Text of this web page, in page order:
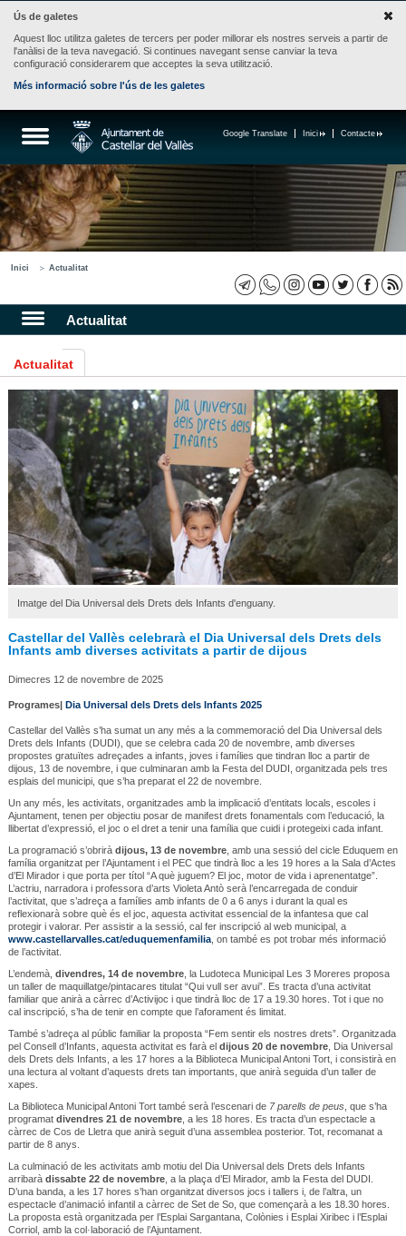
Ús de galetes
Aquest lloc utilitza galetes de tercers per poder millorar els nostres serveis a partir de
l'anàlisi de la teva navegació. Si continues navegant sense canviar la teva
configuració considerarem que acceptes la seva utilització.
Més informació sobre l'ús de les galetes
Contacte
Inici
Google Translate
Inici Actualitat
Actualitat
Actualitat
Imatge del Dia Universal dels Drets dels Infants d'enguany.
Castellar del Vallès celebrarà el Dia Universal dels Drets dels
Infants amb diverses activitats a partir de dijous
Dimecres 12 de novembre de 2025
Programes| Dia Universal dels Drets dels Infants 2025
Castellar del Vallès s’ha sumat un any més a la commemoració del Dia Universal dels
Drets dels Infants (DUDI), que se celebra cada 20 de novembre, amb diverses
propostes gratuïtes adreçades a infants, joves i famílies que tindran lloc a partir de
dijous, 13 de novembre, i que culminaran amb la Festa del DUDI, organitzada pels tres
esplais del municipi, que s’ha preparat el 22 de novembre.
Un any més, les activitats, organitzades amb la implicació d’entitats locals, escoles i
Ajuntament, tenen per objectiu posar de manifest drets fonamentals com l’educació, la
llibertat d’expressió, el joc o el dret a tenir una família que cuidi i protegeixi cada infant.
La programació s’obrirà dijous, 13 de novembre, amb una sessió del cicle Eduquem en
família organitzat per l’Ajuntament i el PEC que tindrà lloc a les 19 hores a la Sala d’Actes
d’El Mirador i que porta per títol “A què juguem? El joc, motor de vida i aprenentatge”.
L’actriu, narradora i professora d’arts Violeta Antò serà l’encarregada de conduir
l’activitat, que s’adreça a famílies amb infants de 0 a 6 anys i durant la qual es
reflexionarà sobre què és el joc, aquesta activitat essencial de la infantesa que cal
protegir i valorar. Per assistir a la sessió, cal fer inscripció al web municipal, a
www.castellarvalles.cat/eduquemenfamilia, on també es pot trobar més informació
de l’activitat.
L’endemà, divendres, 14 de novembre, la Ludoteca Municipal Les 3 Moreres proposa
un taller de maquillatge/pintacares titulat “Qui vull ser avui”. Es tracta d’una activitat
familiar que anirà a càrrec d’Activijoc i que tindrà lloc de 17 a 19.30 hores. Tot i que no
cal inscripció, s’ha de tenir en compte que l’aforament és limitat.
També s’adreça al públic familiar la proposta “Fem sentir els nostres drets”. Organitzada
pel Consell d’Infants, aquesta activitat es farà el dijous 20 de novembre, Dia Universal
dels Drets dels Infants, a les 17 hores a la Biblioteca Municipal Antoni Tort, i consistirà en
una lectura al voltant d’aquests drets tan importants, que anirà seguida d’un taller de
xapes.
La Biblioteca Municipal Antoni Tort també serà l’escenari de 7 parells de peus, que s’ha
programat divendres 21 de novembre, a les 18 hores. Es tracta d’un espectacle a
càrrec de Cos de Lletra que anirà seguit d’una assemblea posterior. Tot, recomanat a
partir de 8 anys.
La culminació de les activitats amb motiu del Dia Universal dels Drets dels Infants
arribarà dissabte 22 de novembre, a la plaça d’El Mirador, amb la Festa del DUDI.
D’una banda, a les 17 hores s’han organitzat diversos jocs i tallers i, de l’altra, un
espectacle d’animació infantil a càrrec de Set de So, que començarà a les 18.30 hores.
La proposta està organitzada per l’Esplai Sargantana, Colònies i Esplai Xiribec i l’Esplai
Corriol, amb la col·laboració de l’Ajuntament.